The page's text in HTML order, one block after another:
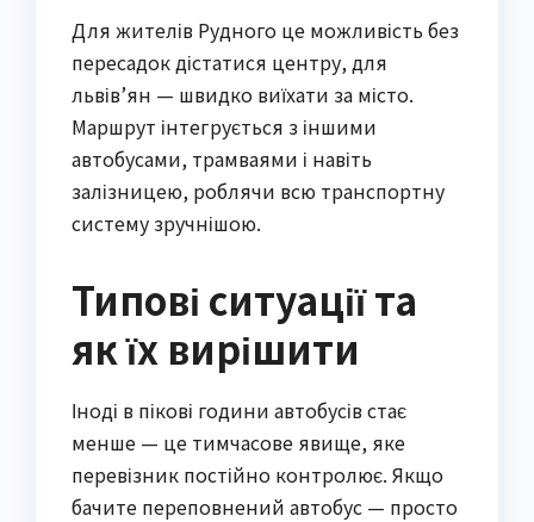
Для жителів Рудного це можливість без
пересадок дістатися центру, для
львів’ян — швидко виїхати за місто.
Маршрут інтегрується з іншими
автобусами, трамваями і навіть
залізницею, роблячи всю транспортну
систему зручнішою.
Типові ситуації та
як їх вирішити
Іноді в пікові години автобусів стає
менше — це тимчасове явище, яке
перевізник постійно контролює. Якщо
бачите переповнений автобус — просто